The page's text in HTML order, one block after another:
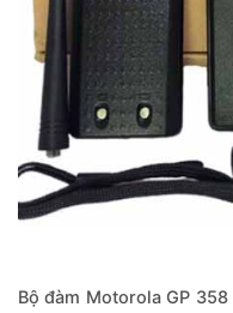
Bộ đàm Motorola GP 358